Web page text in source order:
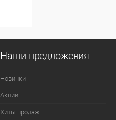
Наши предложения
Новинки
Акции
Хиты продаж